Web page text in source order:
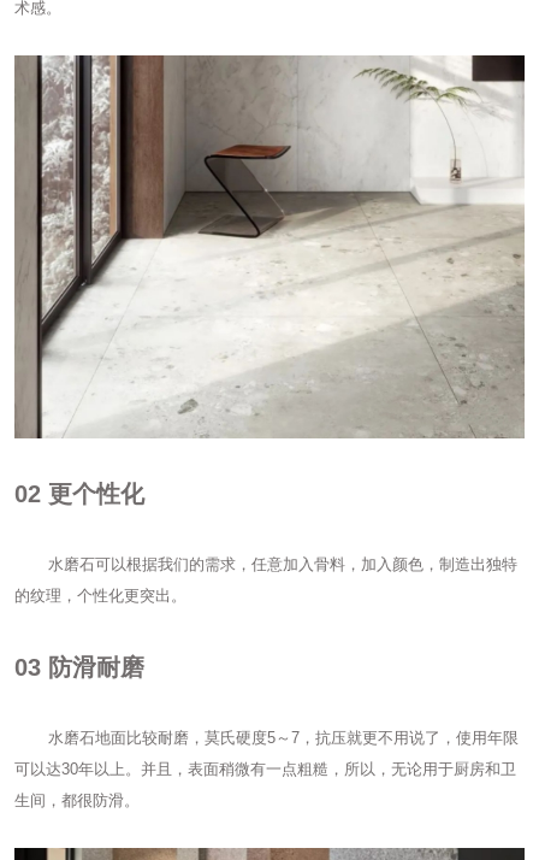
术感。
02 更个性化
水磨石可以根据我们的需求，任意加入骨料，加入颜色，制造出独特
的纹理，个性化更突出。
03 防滑耐磨
水磨石地面比较耐磨，莫氏硬度5～7，抗压就更不用说了，使用年限
可以达30年以上。并且，表面稍微有一点粗糙，所以，无论用于厨房和卫
生间，都很防滑。